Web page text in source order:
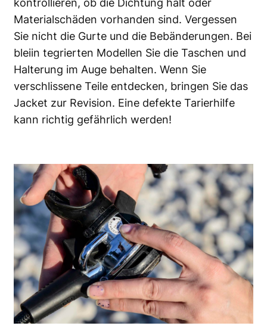
kontrollieren, ob die Dichtung hält oder
Materialschäden vorhanden sind. Vergessen
Sie nicht die Gurte und die Bebänderungen. Bei
bleiin tegrierten Modellen Sie die Taschen und
Halterung im Auge behalten. Wenn Sie
verschlissene Teile entdecken, bringen Sie das
Jacket zur Revision. Eine defekte Tarierhilfe
kann richtig gefährlich werden!